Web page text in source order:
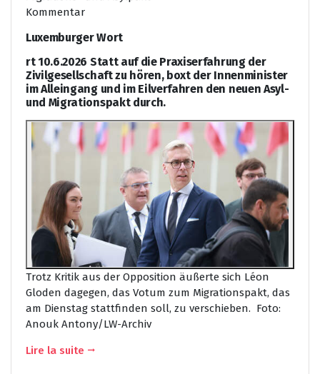
Kommentar
Luxemburger Wort
rt 10.6.2026 Statt auf die Praxiserfahrung der
Zivilgesellschaft zu hören, boxt der Innenminister
im Alleingang und im Eilverfahren den neuen Asyl-
und Migrationspakt durch.
Trotz Kritik aus der Opposition äußerte sich Léon
Gloden dagegen, das Votum zum Migrationspakt, das
am Dienstag stattfinden soll, zu verschieben. Foto:
Anouk Antony/LW-Archiv
Lire la suite